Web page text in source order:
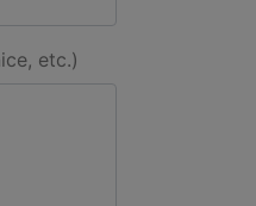
etc.)